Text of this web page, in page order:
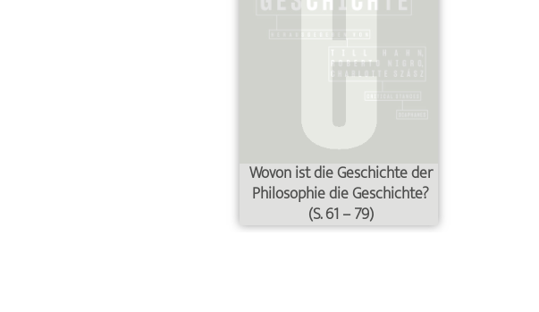
Wovon ist die Geschichte der
Philosophie die Geschichte?
(S. 61 – 79)